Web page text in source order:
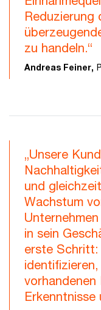
Reduzierung
zu handeln.“
Andreas Feiner,
„Unsere
und
Wachstum
in sein
erste Schritt:
vorhandenen
Erkenntnisse